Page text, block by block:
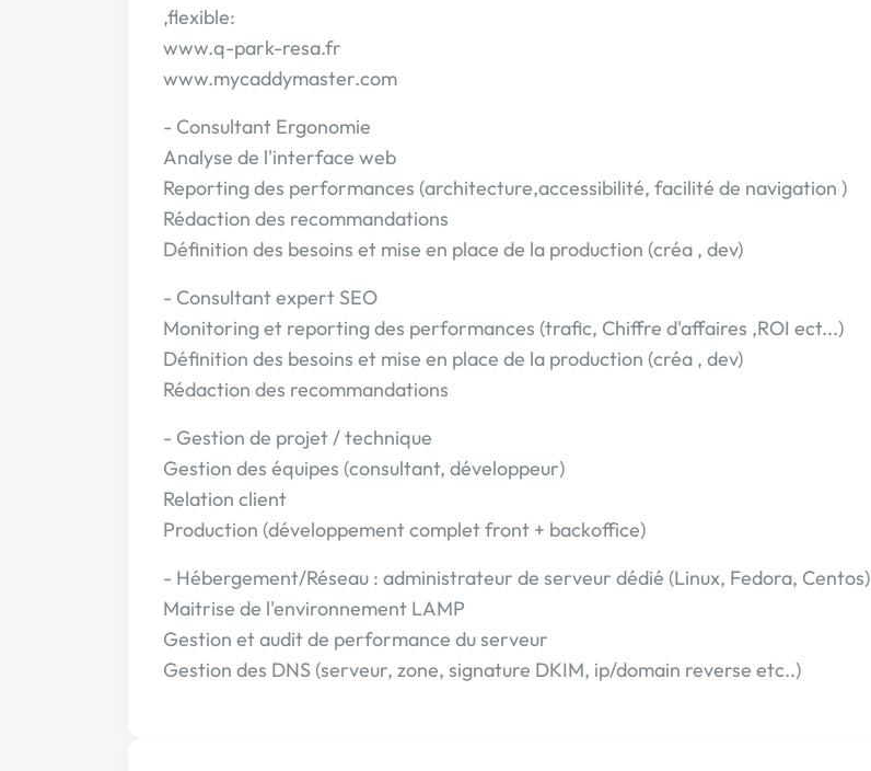
,flexible:
www.q-park-resa.fr
www.mycaddymaster.com
- Consultant Ergonomie
Analyse de l'interface web
Reporting des performances (architecture,accessibilité, facilité de navigation )
Rédaction des recommandations
Définition des besoins et mise en place de la production (créa , dev)
- Consultant expert SEO
Monitoring et reporting des performances (trafic, Chiffre d'affaires ,ROI ect...)
Définition des besoins et mise en place de la production (créa , dev)
Rédaction des recommandations
- Gestion de projet / technique
Gestion des équipes (consultant, développeur)
Relation client
Production (développement complet front + backoffice)
- Hébergement/Réseau : administrateur de serveur dédié (Linux, Fedora, Centos)
Maitrise de l'environnement LAMP
Gestion et audit de performance du serveur
Gestion des DNS (serveur, zone, signature DKIM, ip/domain reverse etc..)